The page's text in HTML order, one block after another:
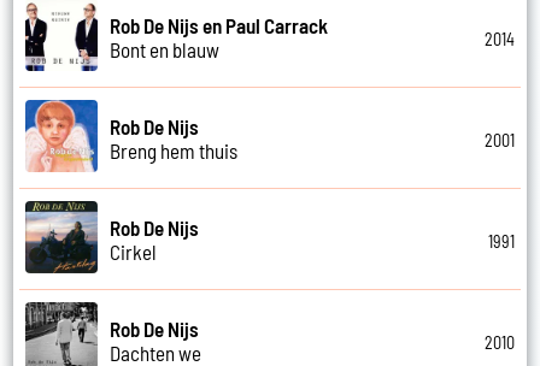
Rob De Nijs en Paul Carrack
Bont en blauw
2014
Rob De Nijs
Breng hem thuis
2001
Rob De Nijs
Cirkel
1991
Rob De Nijs
Dachten we
2010